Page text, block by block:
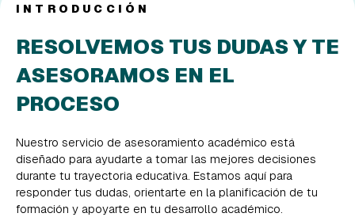
INTRODUCCIÓN
RESOLVEMOS TUS DUDAS Y TE
ASESORAMOS EN EL
PROCESO
Nuestro servicio de asesoramiento académico está
diseñado para ayudarte a tomar las mejores decisiones
durante tu trayectoria educativa. Estamos aquí para
responder tus dudas, orientarte en la planificación de tu
formación y apoyarte en tu desarrollo académico.